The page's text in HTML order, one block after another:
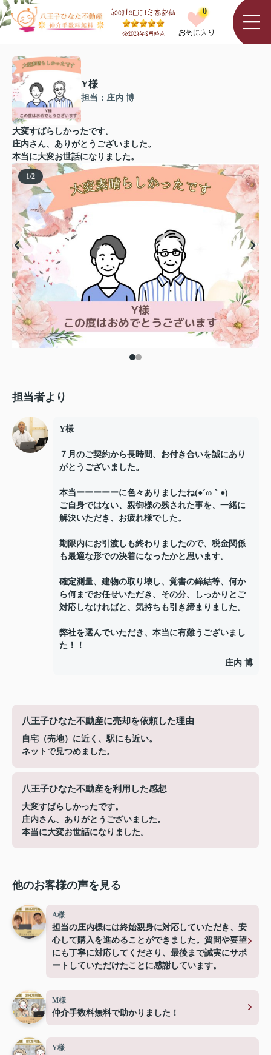
0
Y様
担当：庄内 博
大変すばらしかったです。
庄内さん、ありがとうございました。
本当に大変お世話になりました。
1/2
担当者より
Y様
７月のご契約から長時間、お付き合いを誠にあり
がとうございました。
本当ーーーーーに色々ありましたね(●´ω｀●)
ご自身ではない、親御様の残された事を、一緒に
解決いただき、お疲れ様でした。
期限内にお引渡しも終わりましたので、税金関係
も最適な形での決着になったかと思います。
確定測量、建物の取り壊し、覚書の締結等、何か
ら何までお任せいただき、その分、しっかりとご
対応しなければと、気持ちも引き締まりました。
弊社を選んでいただき、本当に有難うございまし
た！！
庄内 博
八王子ひなた不動産に売却を依頼した理由
自宅（売地）に近く、駅にも近い。
ネットで見つめました。
八王子ひなた不動産を利用した感想
大変すばらしかったです。
庄内さん、ありがとうございました。
本当に大変お世話になりました。
他のお客様の声を見る
A様
担当の庄内様には終始親身に対応していただき、安
心して購入を進めることができました。質問や要望
にも丁寧に対応してくださり、最後まで誠実にサポ
ートしていただけたことに感謝しています。
M様
仲介手数料無料で助かりました！
Y様